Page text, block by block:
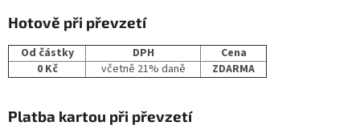
Hotově při převzetí
Od částky DPH
Cena
0 Kč
včetně 21% daně ZDARMA
Platba kartou při převzetí